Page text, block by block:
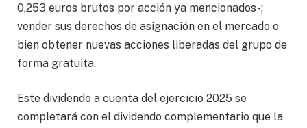
0,253 euros brutos por acción ya mencionados-;
vender sus derechos de asignación en el mercado o
bien obtener nuevas acciones liberadas del grupo de
forma gratuita.
Este dividendo a cuenta del ejercicio 2025 se
completará con el dividendo complementario que la